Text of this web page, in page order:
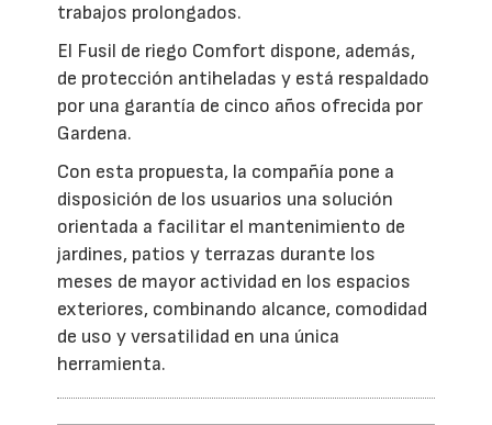
trabajos prolongados.
El Fusil de riego Comfort dispone, además,
de protección antiheladas y está respaldado
por una garantía de cinco años ofrecida por
Gardena.
Con esta propuesta, la compañía pone a
disposición de los usuarios una solución
orientada a facilitar el mantenimiento de
jardines, patios y terrazas durante los
meses de mayor actividad en los espacios
exteriores, combinando alcance, comodidad
de uso y versatilidad en una única
herramienta.